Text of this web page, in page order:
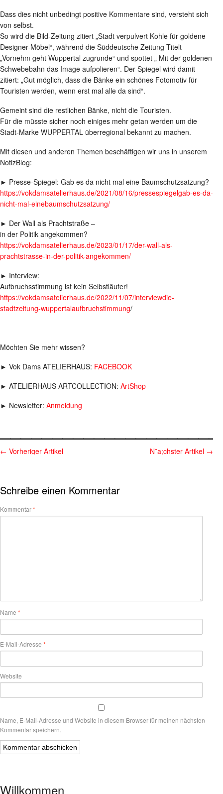
Dass dies nicht unbedingt positive Kommentare sind, versteht sich
von selbst.
So wird die Bild-Zeitung zitiert „Stadt verpulvert Kohle für goldene
Designer-Möbel“, während die Süddeutsche Zeitung Titelt
„Vornehm geht Wuppertal zugrunde“ und spottet „ Mit der goldenen
Schwebebahn das Image aufpolieren“. Der Spiegel wird damit
zitiert: „Gut möglich, dass die Bänke ein schönes Fotomotiv für
Touristen werden, wenn erst mal alle da sind“.
Gemeint sind die restlichen Bänke, nicht die Touristen.
Für die müsste sicher noch einiges mehr getan werden um die
Stadt-Marke WUPPERTAL überregional bekannt zu machen.
Mit diesen und anderen Themen beschäftigen wir uns in unserem
NotizBlog:
► Presse-Spiegel: Gab es da nicht mal eine Baumschutzsatzung?
https://vokdamsatelierhaus.de/2021/08/16/pressespiegelgab-es-da-
nicht-mal-einebaumschutzsatzung/
► Der Wall als Prachtstraße –
in der Politik angekommen?
https://vokdamsatelierhaus.de/2023/01/17/der-wall-als-
prachtstrasse-in-der-politik-angekommen/
► Interview:
Aufbruchsstimmung ist kein Selbstläufer!
https://vokdamsatelierhaus.de/2022/11/07/interviewdie-
stadtzeitung-wuppertalaufbruchstimmung/
Möchten Sie mehr wissen?
► Vok Dams ATELIERHAUS: FACEBOOK
► ATELIERHAUS ARTCOLLECTION: ArtShop
► Newsletter: Anmeldung
← Vorheriger Artikel N¨a;chster Artikel →
Schreibe einen Kommentar
Kommentar*
Name *
E-Mail-Adresse *
Website
Name, E-Mail-Adresse und Website in diesem Browser für meinen nächsten
Kommentar speichern.
Willkommen